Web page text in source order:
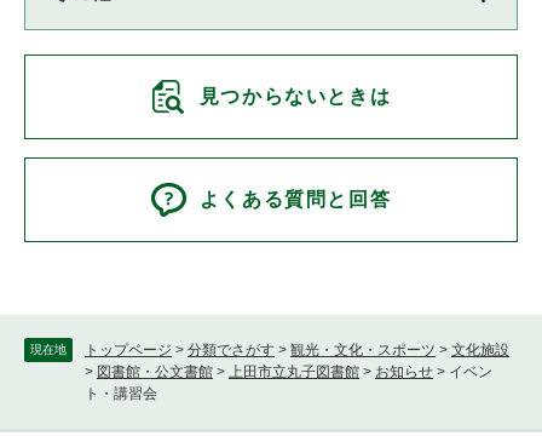
現在地 トップページ > 分類でさがす > 観光・文化・スポーツ > 文化施設
> 図書館・公文書館 > 上田市立丸子図書館 > お知らせ > イベン
ト・講習会
見つからないときは
よくある質問と回答